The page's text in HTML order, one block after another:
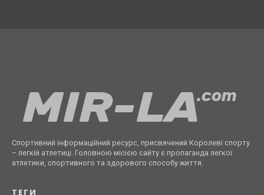
Спортивний інформаційний ресурс, присвячений Королеві спорту
– легкій атлетиці. Головною місією сайту є пропаганда легкої
атлетики, спортивного та здорового способу життя.
ТЕГИ